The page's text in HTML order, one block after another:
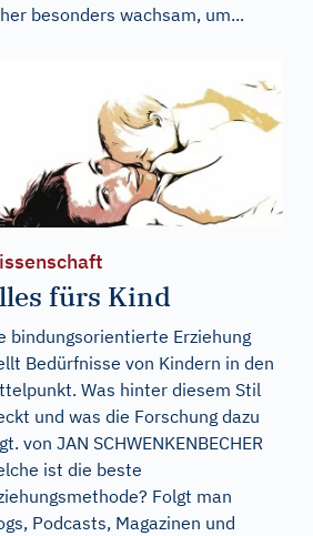
besonders wachsam, um...
fürs Kind
bindungsorientierte Erziehung
Bedürfnisse von Kindern in den
Was hinter diesem Stil
und was die Forschung dazu
von JAN SCHWENKENBECHER
ist die beste
Folgt man
Podcasts, Magazinen und